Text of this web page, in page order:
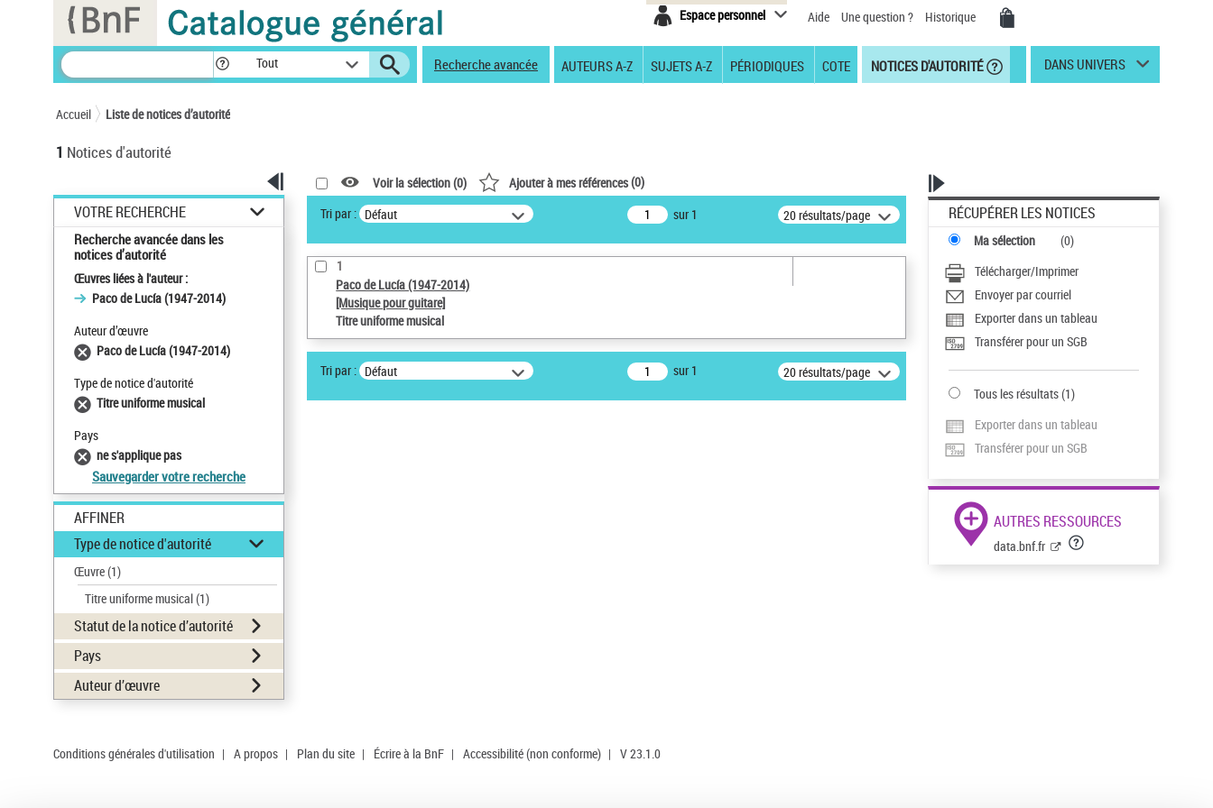
Espace personnel Aide Une question ? Historique
Tout Recherche avancée AUTEURS A-Z SUJETS A-Z PÉRIODIQUES COTE NOTICES D'AUTORITÉ DANS UNIVERS
Accueil Liste de notices d’autorité
1 Notices d'autorité
VOTRE RECHERCHE
Recherche avancée dans les
notices d’autorité
Œuvres liées à l'auteur :
Paco de Lucía (1947-2014)
Auteur d’œuvre
Paco de Lucía (1947-2014)
Type de notice d'autorité
Titre uniforme musical
Pays
ne s'applique pas
Sauvegarder votre recherche
AFFINER
Type de notice d'autorité
Œuvre(1)
Titre uniforme musical(1)
Statut de la notice d’autorité
Pays
Auteur d’œuvre
Voir la sélection (0) Ajouter à mes références(0)
Tri par : Défaut sur 1 20 résultats/page
1
Paco de Lucía (1947-2014)
[Musique pour guitare]
Titre uniforme musical
Tri par : Défaut sur 1 20 résultats/page
RÉCUPÉRER LES NOTICES
Ma sélection (0)
Télécharger/Imprimer
Envoyer par courriel
Exporter dans un tableau
Transférer pour un SGB
Tous les résultats(1)
Exporter dans un tableau
Transférer pour un SGB
AUTRES RESSOURCES
data.bnf.fr
Conditions générales d'utilisation | A propos | Plan du site | Écrire à la BnF | Accessibilité (non conforme) | V 23.1.0
Panneau de gestion des cookies